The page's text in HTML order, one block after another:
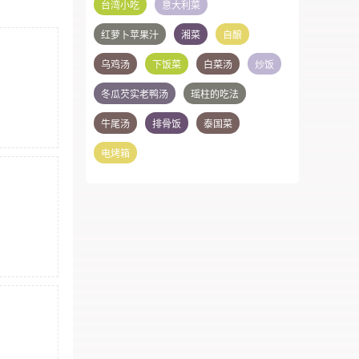
台湾小吃 意大利菜
红萝卜苹果汁 湘菜 自酿
乌鸡汤 下饭菜 白菜汤 炒饭
冬瓜芡实老鸭汤 瑶柱的吃法
牛尾汤 排骨饭 泰国菜
电烤箱